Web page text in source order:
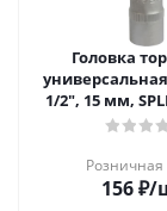
Головка
1/2", 15 мм,
шт.)
156₽/